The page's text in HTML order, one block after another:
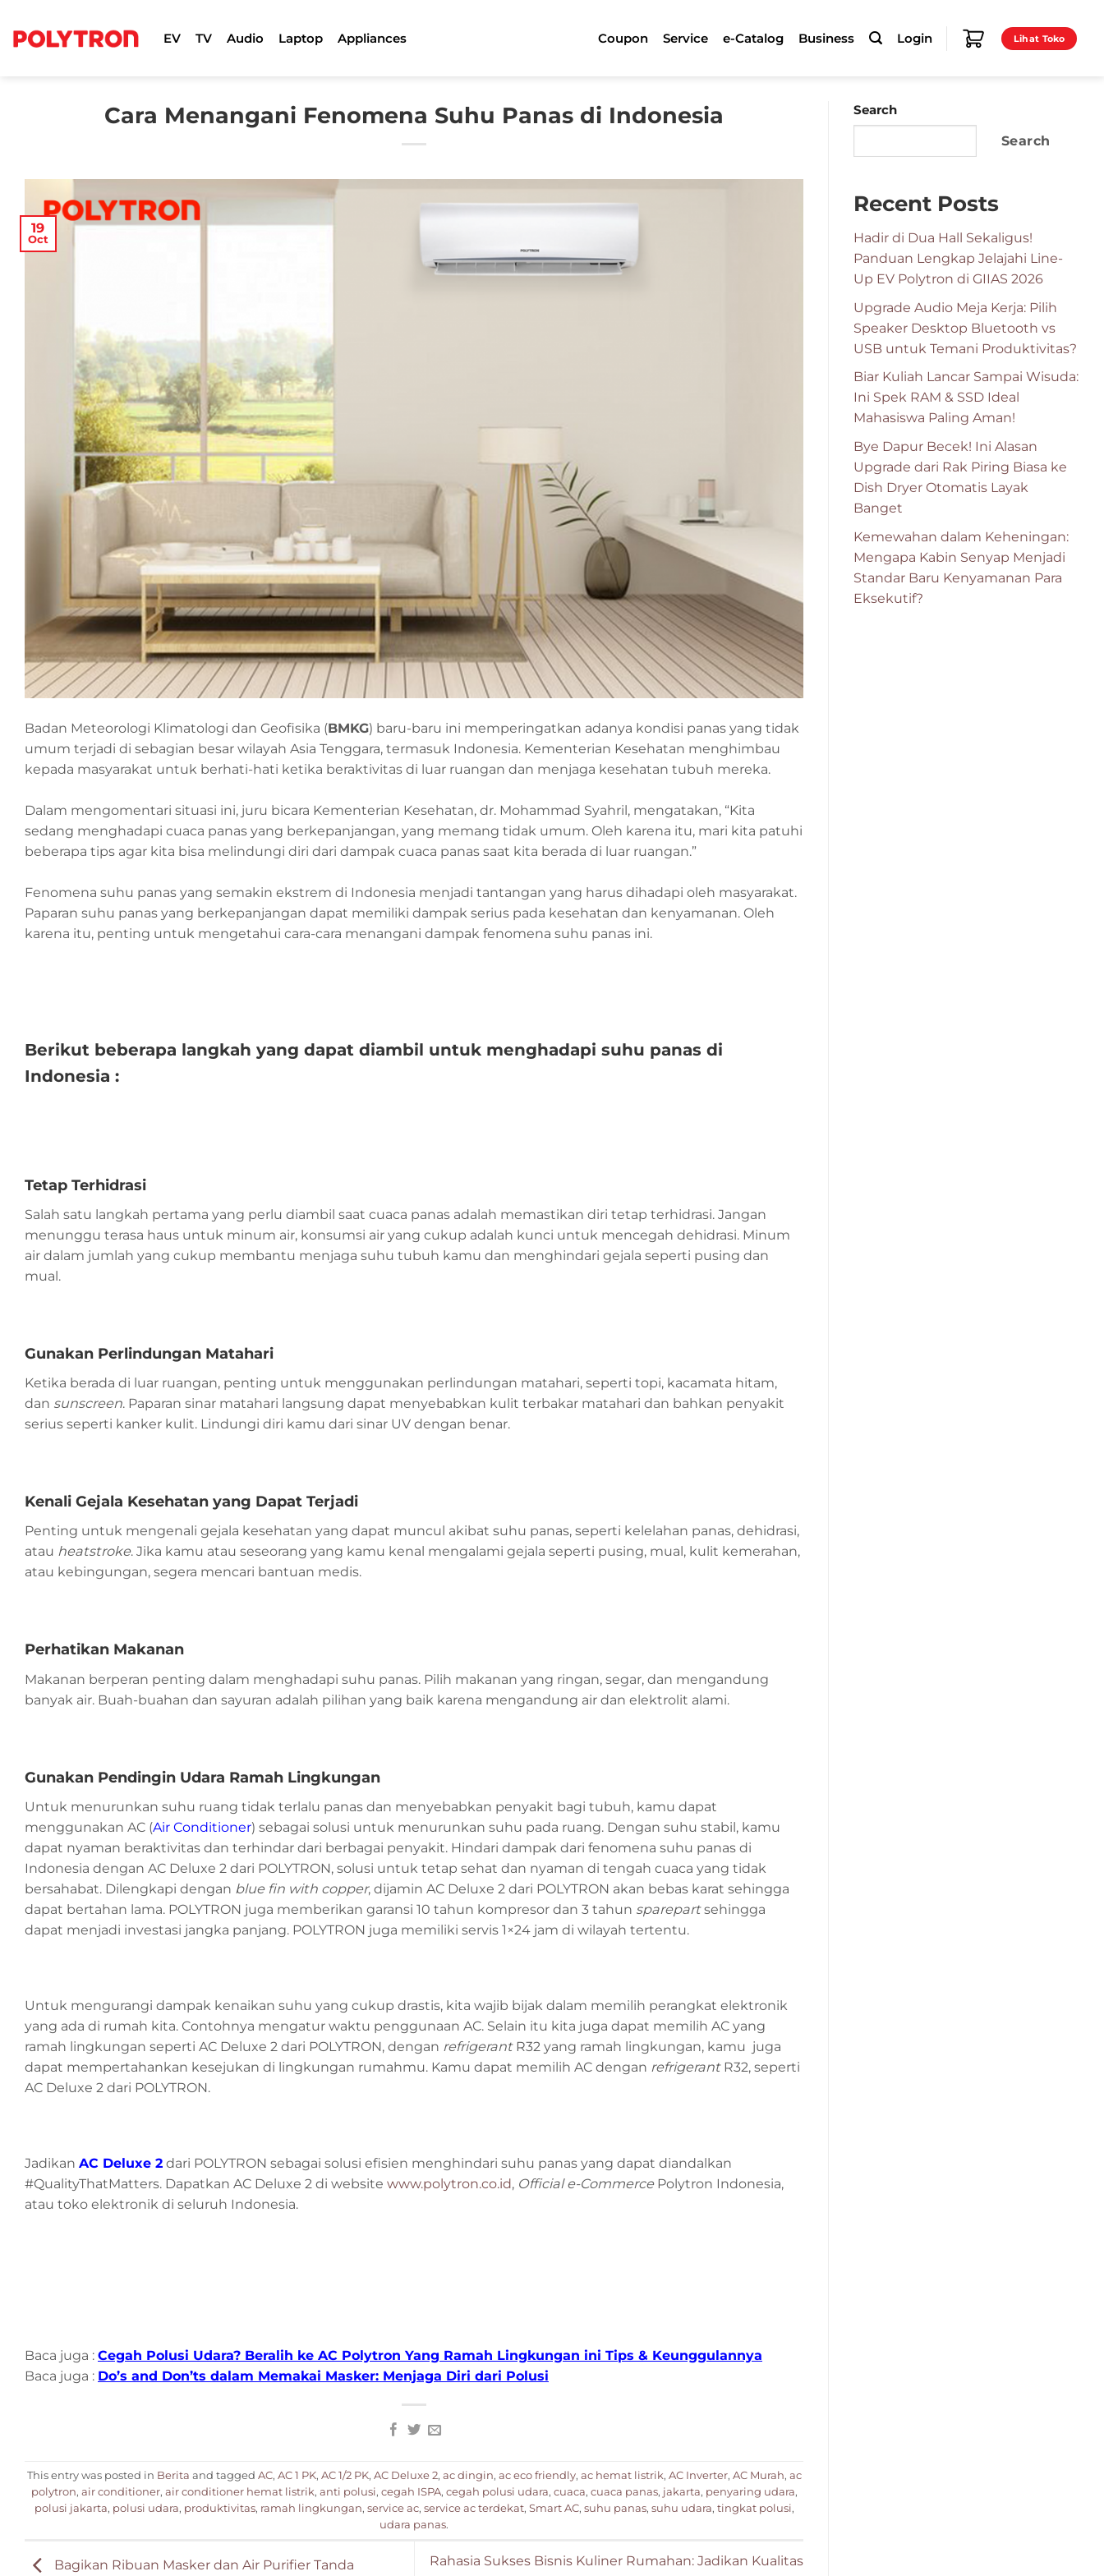
content
EV TV Audio Laptop Appliances Coupon Service e-Catalog Business Login Lihat Toko
Cara Menangani Fenomena Suhu Panas di Indonesia
19
Oct
Badan Meteorologi Klimatologi dan Geofisika (BMKG) baru-baru ini memperingatkan adanya kondisi panas yang tidak
umum terjadi di sebagian besar wilayah Asia Tenggara, termasuk Indonesia. Kementerian Kesehatan menghimbau
kepada masyarakat untuk berhati-hati ketika beraktivitas di luar ruangan dan menjaga kesehatan tubuh mereka.
Dalam mengomentari situasi ini, juru bicara Kementerian Kesehatan, dr. Mohammad Syahril, mengatakan, “Kita
sedang menghadapi cuaca panas yang berkepanjangan, yang memang tidak umum. Oleh karena itu, mari kita patuhi
beberapa tips agar kita bisa melindungi diri dari dampak cuaca panas saat kita berada di luar ruangan.”
Fenomena suhu panas yang semakin ekstrem di Indonesia menjadi tantangan yang harus dihadapi oleh masyarakat.
Paparan suhu panas yang berkepanjangan dapat memiliki dampak serius pada kesehatan dan kenyamanan. Oleh
karena itu, penting untuk mengetahui cara-cara menangani dampak fenomena suhu panas ini.
Berikut beberapa langkah yang dapat diambil untuk menghadapi suhu panas di
Indonesia :
Tetap Terhidrasi
Salah satu langkah pertama yang perlu diambil saat cuaca panas adalah memastikan diri tetap terhidrasi. Jangan
menunggu terasa haus untuk minum air, konsumsi air yang cukup adalah kunci untuk mencegah dehidrasi. Minum
air dalam jumlah yang cukup membantu menjaga suhu tubuh kamu dan menghindari gejala seperti pusing dan
mual.
Gunakan Perlindungan Matahari
Ketika berada di luar ruangan, penting untuk menggunakan perlindungan matahari, seperti topi, kacamata hitam,
dan sunscreen. Paparan sinar matahari langsung dapat menyebabkan kulit terbakar matahari dan bahkan penyakit
serius seperti kanker kulit. Lindungi diri kamu dari sinar UV dengan benar.
Kenali Gejala Kesehatan yang Dapat Terjadi
Penting untuk mengenali gejala kesehatan yang dapat muncul akibat suhu panas, seperti kelelahan panas, dehidrasi,
atau heatstroke. Jika kamu atau seseorang yang kamu kenal mengalami gejala seperti pusing, mual, kulit kemerahan,
atau kebingungan, segera mencari bantuan medis.
Perhatikan Makanan
Makanan berperan penting dalam menghadapi suhu panas. Pilih makanan yang ringan, segar, dan mengandung
banyak air. Buah-buahan dan sayuran adalah pilihan yang baik karena mengandung air dan elektrolit alami.
Gunakan Pendingin Udara Ramah Lingkungan
Untuk menurunkan suhu ruang tidak terlalu panas dan menyebabkan penyakit bagi tubuh, kamu dapat
menggunakan AC (Air Conditioner) sebagai solusi untuk menurunkan suhu pada ruang. Dengan suhu stabil, kamu
dapat nyaman beraktivitas dan terhindar dari berbagai penyakit. Hindari dampak dari fenomena suhu panas di
Indonesia dengan AC Deluxe 2 dari POLYTRON, solusi untuk tetap sehat dan nyaman di tengah cuaca yang tidak
bersahabat. Dilengkapi dengan blue fin with copper, dijamin AC Deluxe 2 dari POLYTRON akan bebas karat sehingga
dapat bertahan lama. POLYTRON juga memberikan garansi 10 tahun kompresor dan 3 tahun sparepartsehingga
dapat menjadi investasi jangka panjang. POLYTRON juga memiliki servis 1×24 jam di wilayah tertentu.
Untuk mengurangi dampak kenaikan suhu yang cukup drastis, kita wajib bijak dalam memilih perangkat elektronik
yang ada di rumah kita. Contohnya mengatur waktu penggunaan AC. Selain itu kita juga dapat memilih AC yang
ramah lingkungan seperti AC Deluxe 2 dari POLYTRON, dengan refrigerant R32 yang ramah lingkungan, kamu juga
dapat mempertahankan kesejukan di lingkungan rumahmu. Kamu dapat memilih AC dengan refrigerant R32, seperti
AC Deluxe 2 dari POLYTRON.
Jadikan AC Deluxe 2 dari POLYTRON sebagai solusi efisien menghindari suhu panas yang dapat diandalkan
#QualityThatMatters. Dapatkan AC Deluxe 2 di website www.polytron.co.id, Official e-Commerce Polytron Indonesia,
atau toko elektronik di seluruh Indonesia.
Baca juga : Cegah Polusi Udara? Beralih ke AC Polytron Yang Ramah Lingkungan ini Tips & Keunggulannya
Baca juga : Do’s and Don’ts dalam Memakai Masker: Menjaga Diri dari Polusi
This entry was posted in Berita and tagged AC, AC 1 PK, AC 1/2 PK, AC Deluxe 2, ac dingin, ac eco friendly, ac hemat listrik, AC Inverter, AC Murah, ac
polytron, air conditioner, air conditioner hemat listrik, anti polusi, cegah ISPA, cegah polusi udara, cuaca, cuaca panas, jakarta, penyaring udara,
polusi jakarta, polusi udara, produktivitas, ramah lingkungan, service ac, service ac terdekat, Smart AC, suhu panas, suhu udara, tingkat polusi,
udara panas.
Bagikan Ribuan Masker dan Air Purifier Tanda Rahasia Sukses Bisnis Kuliner Rumahan: Jadikan Kualitas
Search
Search
Recent Posts
Hadir di Dua Hall Sekaligus!
Panduan Lengkap Jelajahi Line-
Up EV Polytron di GIIAS 2026
Upgrade Audio Meja Kerja: Pilih
Speaker Desktop Bluetooth vs
USB untuk Temani Produktivitas?
Biar Kuliah Lancar Sampai Wisuda:
Ini Spek RAM & SSD Ideal
Mahasiswa Paling Aman!
Bye Dapur Becek! Ini Alasan
Upgrade dari Rak Piring Biasa ke
Dish Dryer Otomatis Layak
Banget
Kemewahan dalam Keheningan:
Mengapa Kabin Senyap Menjadi
Standar Baru Kenyamanan Para
Eksekutif?